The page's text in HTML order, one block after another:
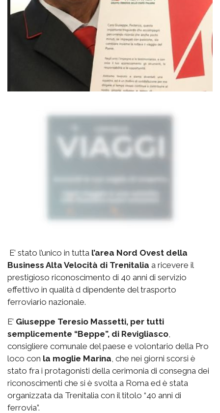
E’ stato l’unico in tutta l’area Nord Ovest della
Business Alta Velocità di Trenitalia a ricevere il
prestigioso riconoscimento di 40 anni di servizio
effettivo in qualità d dipendente del trasporto
ferroviario nazionale.
E’ Giuseppe Teresio Massetti, per tutti
semplicemente “Beppe”, di Revigliasco,
consigliere comunale del paese e volontario della Pro
loco con la moglie Marina, che nei giorni scorsi è
stato fra i protagonisti della cerimonia di consegna dei
riconoscimenti che si è svolta a Roma ed è stata
organizzata da Trenitalia con il titolo “40 anni di
ferrovia”.